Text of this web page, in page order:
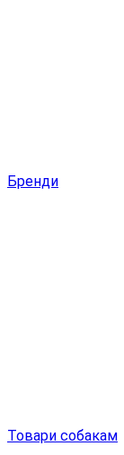
Бренди
Товари собакам